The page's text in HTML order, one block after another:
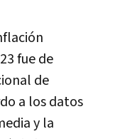
fue de
de
a los datos
y la